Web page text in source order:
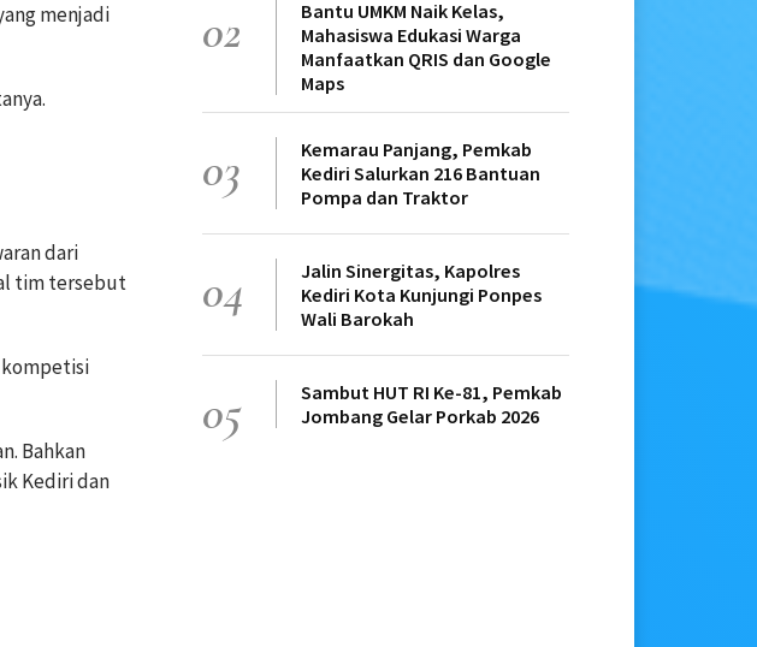
menjadi
dari
tim tersebut
kompetisi
Bahkan
Kediri dan
02
Bantu UMKM Naik Kelas,
Mahasiswa Edukasi Warga
Manfaatkan QRIS dan Google
Maps
03
Kemarau Panjang, Pemkab
Kediri Salurkan 216 Bantuan
Pompa dan Traktor
04
Jalin Sinergitas, Kapolres
Kediri Kota Kunjungi Ponpes
Wali Barokah
05
Sambut HUT RI Ke-81, Pemkab
Jombang Gelar Porkab 2026